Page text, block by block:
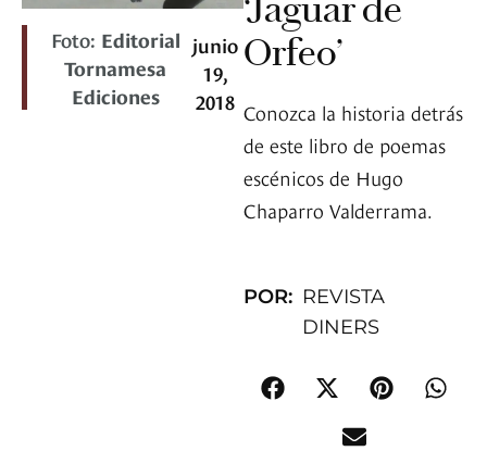
Foto: Editorial
Tornamesa
Ediciones
junio
19,
2018
Orfeo’
Conozca la historia detrás
de este libro de poemas
escénicos de Hugo
Chaparro Valderrama.
POR: REVISTA
DINERS